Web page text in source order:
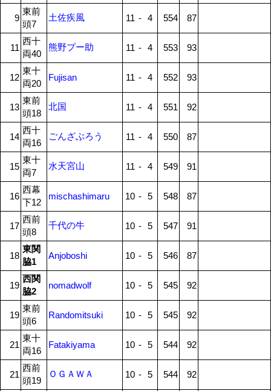
9
東前
頭7
土佐疾風 11 - 4 554 87
11
西十
両40
熊野プー助 11 - 4 553 93
12
東十
両20
Fujisan 11 - 4 552 93
13
東前
頭18
北国 11 - 4 551 92
14
西十
両16
ごんざぶろう 11 - 4 550 87
15
東十
両7
水天宮山 11 - 4 549 91
16
西幕
下12
mischashimaru 10 - 5 548 87
17
西前
頭8
千代の牛 10 - 5 547 91
18
東関
脇1
Anjoboshi 10 - 5 546 87
19
西関
脇2
nomadwolf 10 - 5 545 92
19
東前
頭6
Randomitsuki 10 - 5 545 92
21
東十
両16
Fatakiyama 10 - 5 544 92
21
西前
頭19
ＯＧＡＷＡ 10 - 5 544 92